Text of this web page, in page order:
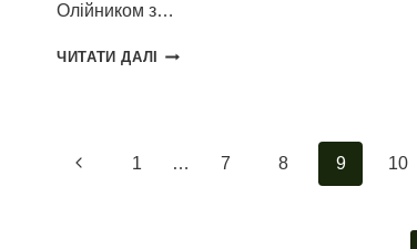
Олійником з…
ЧИТАТИ ДАЛІ
УПРАВЛІННЯ
ОБЛАСТІ
Навігація
Попередня
1 … 7 8 9 10